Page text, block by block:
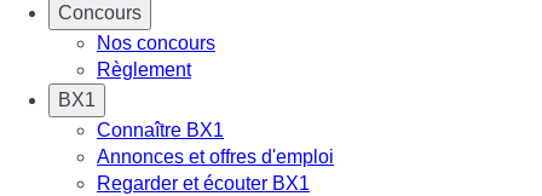
Concours
Nos concours
Règlement
BX1
Connaître BX1
Annonces et offres d'emploi
Regarder et écouter BX1